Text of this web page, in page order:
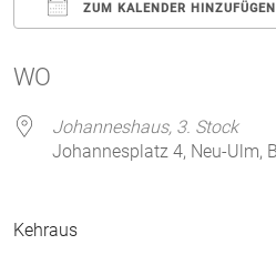
ZUM KALENDER HINZUFÜGEN
WO
Johanneshaus, 3. Stock
Johannesplatz 4, Neu-Ulm,
Kehraus